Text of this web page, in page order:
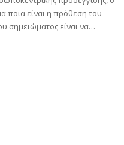
ποια είναι η πρόθεση του
σημειώματος είναι να…